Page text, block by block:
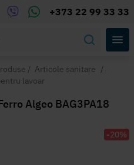
+373 22 99 33 33
/ Articole sanitare /
lavoar
Algeo BAG3PA18
-20%